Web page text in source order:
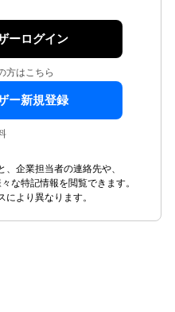
ーログイン
方はこちら
ー新規登録
企業担当者の連絡先や、
な特記情報を閲覧できます。
より異なります。